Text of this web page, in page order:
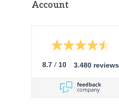
Account
8.7 / 10 3.480 reviews